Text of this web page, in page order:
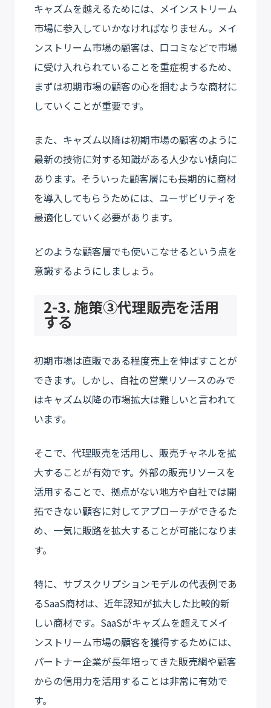
キャズムを越えるためには、メインストリーム
市場に参入していかなければなりません。メイ
ンストリーム市場の顧客は、口コミなどで市場
に受け入れられていることを重症視するため、
まずは初期市場の顧客の心を掴むような商材に
していくことが重要です。
また、キャズム以降は初期市場の顧客のように
最新の技術に対する知識がある人少ない傾向に
あります。そういった顧客層にも長期的に商材
を導入してもらうためには、ユーザビリティを
最適化していく必要があります。
どのような顧客層でも使いこなせるという点を
意識するようにしましょう。
2-3. 施策③代理販売を活用
する
初期市場は直販である程度売上を伸ばすことが
できます。しかし、自社の営業リソースのみで
はキャズム以降の市場拡大は難しいと言われて
います。
そこで、代理販売を活用し、販売チャネルを拡
大することが有効です。外部の販売リソースを
活用することで、拠点がない地方や自社では開
拓できない顧客に対してアプローチができるた
め、一気に販路を拡大することが可能になりま
す。
特に、サブスクリプションモデルの代表例であ
るSaaS商材は、近年認知が拡大した比較的新
しい商材です。SaaSがキャズムを超えてメイ
ンストリーム市場の顧客を獲得するためには、
パートナー企業が長年培ってきた販売網や顧客
からの信用力を活用することは非常に有効で
す。